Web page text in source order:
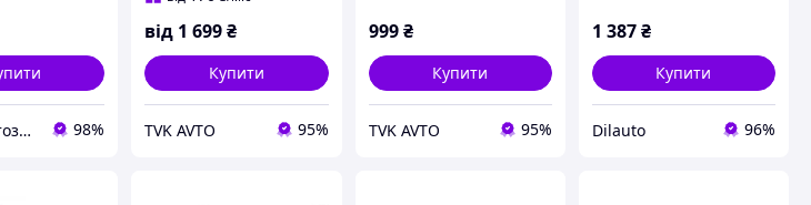
"Технo-автозапчастини" ВАЗ, ГАЗ, Daewoo, Chevrolet, ГБО 98%
від 1 699₴
Купити
TVK AVTO 95%
999 ₴
Купити
TVK AVTO 95%
1 387₴
Купити
Dilauto 96%